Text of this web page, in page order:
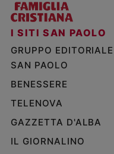
I SITI SAN PAOLO
GRUPPO EDITORIALE
SAN PAOLO
BENESSERE
TELENOVA
GAZZETTA D'ALBA
IL GIORNALINO